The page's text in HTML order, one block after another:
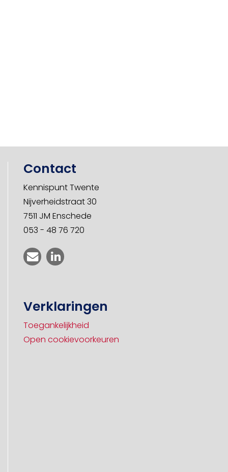
Contact
Kennispunt Twente
Nijverheidstraat 30
7511 JM Enschede
053 - 48 76 720
Verklaringen
Toegankelijkheid
Open cookievoorkeuren